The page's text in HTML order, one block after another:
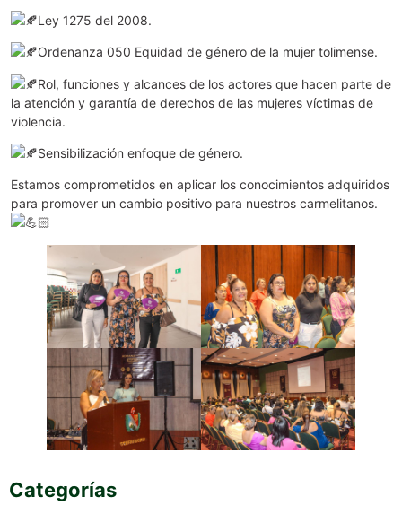
Ley 1275 del 2008.
Ordenanza 050 Equidad de género de la mujer tolimense.
Rol, funciones y alcances de los actores que hacen parte de
la atención y garantía de derechos de las mujeres víctimas de
violencia.
Sensibilización enfoque de género.
Estamos comprometidos en aplicar los conocimientos adquiridos
para promover un cambio positivo para nuestros carmelitanos.
Categorías